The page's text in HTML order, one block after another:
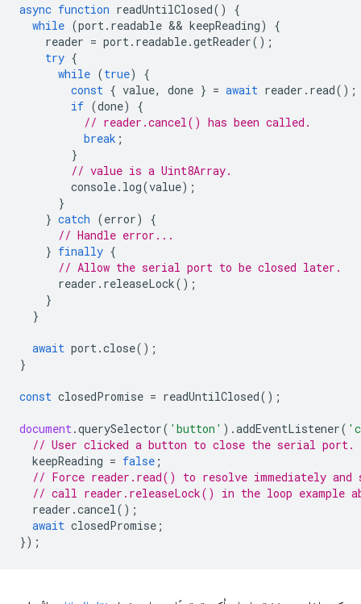
async function readUntilClosed()
{
while (port. readable && keepReading)
{
reader = port. readable.getReader();
try {
while (true)
{
const { value, done } = await reader . read();
if (done)
{
// reader.cancel() has been called.
break ;
}
// value is a Uint8Array.
console. log(value);
}
} catch (error)
{
// Handle error...
} finally {
// Allow the serial port to be closed later.
reader . releaseLock();
}
}
await port.close();
}
const closedPromise = readUntilClosed();
document.querySelector( 'button' ).addEventListener(
// User clicked a button to close the serial port.
keepReading = false ;
// Force reader.read() to resolve immediately and
// call reader.releaseLock() in the loop example
reader .cancel();
await closedPromise ;
});